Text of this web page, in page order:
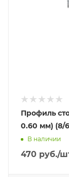
Профиль
0.60 мм) (8/
В наличии
470 руб./